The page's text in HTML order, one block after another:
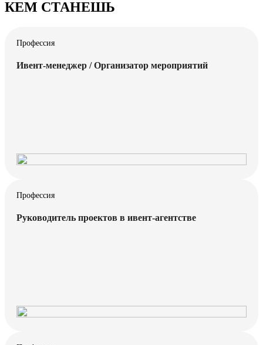
КЕМ СТАНЕШЬ
Профессия
Ивент-менеджер / Организатор мероприятий
Профессия
Руководитель проектов в ивент-агентстве